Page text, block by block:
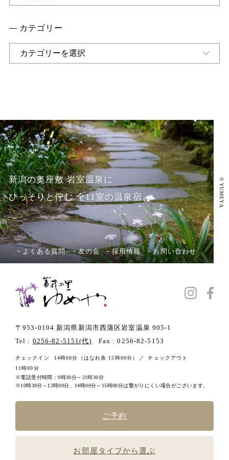
カテゴリー
カ
新潟の奥座敷 岩室温泉に
ひっそりと佇む 全11室の温泉宿。
よくある質問 友の会 採用情報 お問い合わせ
©
YUMEYA
〒953-0104 新潟県新潟市西蒲区岩室温泉 905-1
Tel : 0256-82-5151(代) Fax : 0256-82-5153
チェックイン 14時00分 （はなれ舎 15時00分）
チェックアウト
11時00分
電話受付時間：9時30分～21時30分
10時30分～12時00分、14時00分～15時00分は繋がりにくい場合がございます。
ご予約
お部屋タイプから選ぶ